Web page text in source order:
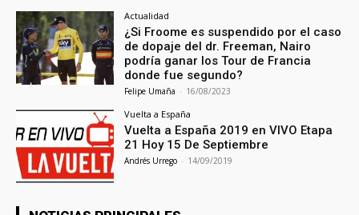
Actualidad
¿Si Froome es suspendido por el caso
de dopaje del dr. Freeman, Nairo
podría ganar los Tour de Francia
donde fue segundo?
Felipe Umaña - 16/08/2023
Vuelta a España
Vuelta a España 2019 en VIVO Etapa
21 Hoy 15 De Septiembre
Andrés Urrego - 14/09/2019